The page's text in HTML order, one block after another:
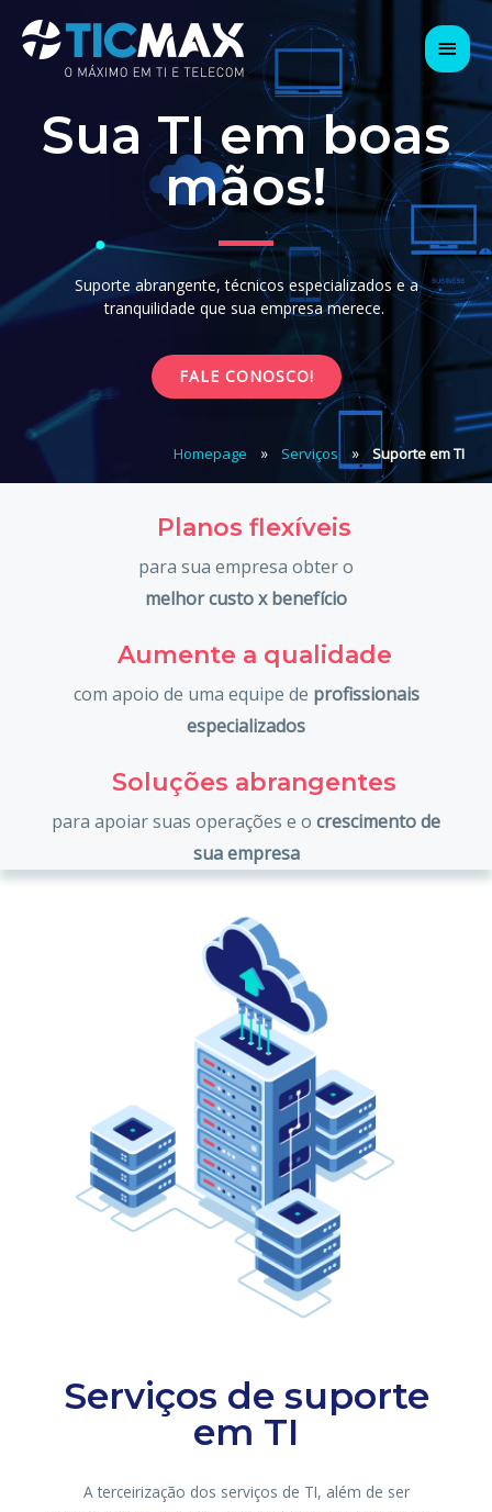
Sua TI em boas
mãos!
Suporte abrangente, técnicos especializados e a
tranquilidade que sua empresa merece.
FALE CONOSCO!
Homepage » Serviços » Suporte em TI
Planos flexíveis
para sua empresa obter o
melhor custo x benefício
Aumente a qualidade
com apoio de uma equipe de profissionais
especializados
Soluções abrangentes
para apoiar suas operações e o crescimento de
sua empresa
Serviços de suporte
em TI
A terceirização dos serviços de TI, além de ser